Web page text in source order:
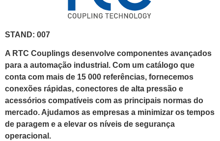
STAND: 007
A RTC Couplings desenvolve componentes avançados
para a automação industrial. Com um catálogo que
conta com mais de 15 000 referências, fornecemos
conexões rápidas, conectores de alta pressão e
acessórios compatíveis com as principais normas do
mercado. Ajudamos as empresas a minimizar os tempos
de paragem e a elevar os níveis de segurança
operacional.